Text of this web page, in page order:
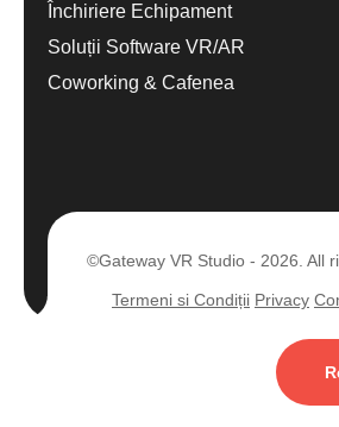
Închiriere Echipament
Soluții Software VR/AR
Coworking & Cafenea
©Gateway VR Studio - 2026. All
Termeni si Condiții Privacy